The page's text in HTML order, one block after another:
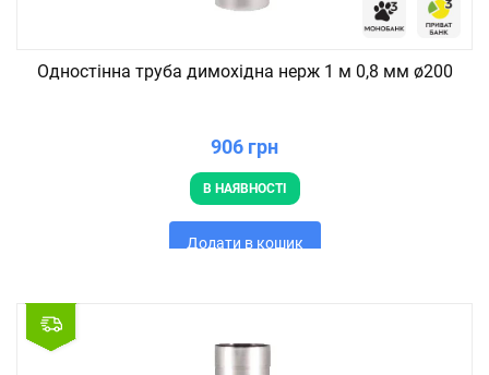
Одностінна труба димохідна нерж 1 м 0,8 мм ø200
906 грн
В НАЯВНОСТІ
Додати в кошик